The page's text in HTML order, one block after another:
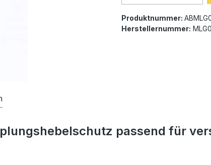
Produktnummer:
Herstellernummer:
passend für